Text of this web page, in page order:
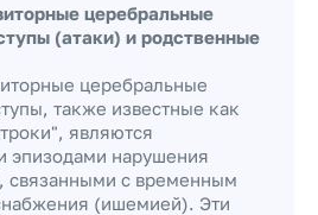
церебральные
(атаки) и родственные
церебральные
также известные как
являются
эпизодами нарушения
связанными с временным
(ишемией). Эти